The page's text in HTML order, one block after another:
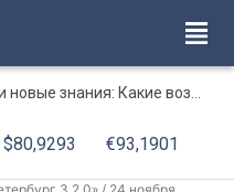
Петербург даёт людям серебряного возраста
$80,9293 €93,1901